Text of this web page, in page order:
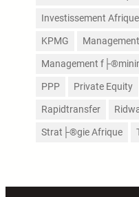
Investissement Afrique
KPMG Management
Management
PPP Private Equity
Rapidtransfer
Strat├®gie Afrique